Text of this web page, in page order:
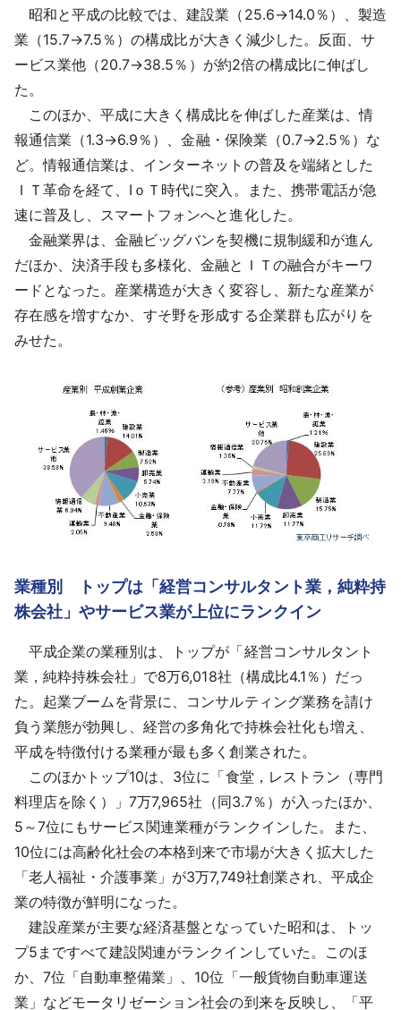
昭和と平成の比較では、建設業（25.6→14.0％）、製造
業（15.7→7.5％）の構成比が大きく減少した。反面、サ
ービス業他（20.7→38.5％）が約2倍の構成比に伸ばし
た。
このほか、平成に大きく構成比を伸ばした産業は、情
報通信業（1.3→6.9％）、金融・保険業（0.7→2.5％）な
ど。情報通信業は、インターネットの普及を端緒とした
ＩＴ革命を経て、IｏＴ時代に突入。また、携帯電話が急
速に普及し、スマートフォンへと進化した。
金融業界は、金融ビッグバンを契機に規制緩和が進ん
だほか、決済手段も多様化、金融とＩＴの融合がキーワ
ードとなった。産業構造が大きく変容し、新たな産業が
存在感を増すなか、すそ野を形成する企業群も広がりを
みせた。
業種別 トップは「経営コンサルタント業，純粋持
株会社」やサービス業が上位にランクイン
平成企業の業種別は、トップが「経営コンサルタント
業，純粋持株会社」で8万6,018社（構成比4.1％）だっ
た。起業ブームを背景に、コンサルティング業務を請け
負う業態が勃興し、経営の多角化で持株会社化も増え、
平成を特徴付ける業種が最も多く創業された。
このほかトップ10は、3位に「食堂，レストラン（専門
料理店を除く）」7万7,965社（同3.7％）が入ったほか、
5～7位にもサービス関連業種がランクインした。また、
10位には高齢化社会の本格到来で市場が大きく拡大した
「老人福祉・介護事業」が3万7,749社創業され、平成企
業の特徴が鮮明になった。
建設産業が主要な経済基盤となっていた昭和は、トッ
プ5まですべて建設関連がランクインしていた。このほ
か、7位「自動車整備業」、10位「一般貨物自動車運送
業」などモータリゼーション社会の到来を反映し、「平